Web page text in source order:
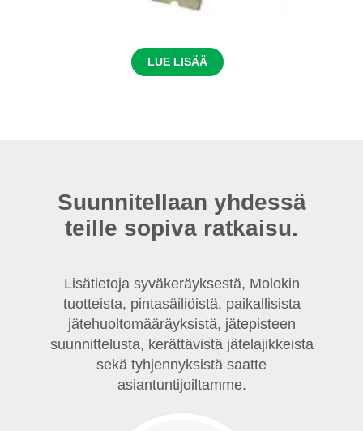
LUE LISÄÄ
Suunnitellaan yhdessä
teille sopiva ratkaisu.
Lisätietoja syväkeräyksestä, Molokin
tuotteista, pintasäiliöistä, paikallisista
jätehuoltomääräyksistä, jätepisteen
suunnittelusta, kerättävistä jätelajikkeista
sekä tyhjennyksistä saatte
asiantuntijoiltamme.